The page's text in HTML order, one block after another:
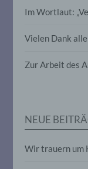
Im Wortlaut:
Vielen Dank
Zur Arbeit des
NEUE
Wir trauern um